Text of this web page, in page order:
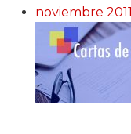
noviembre 2011